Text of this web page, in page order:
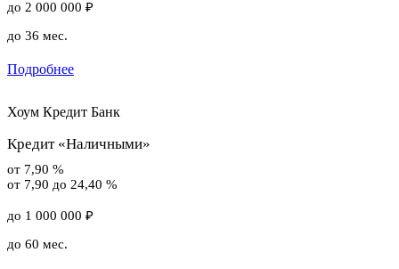
до 2 000 000 ₽
до 36 мес.
Подробнее
Хоум Кредит Банк
Кредит «Наличными»
от 7,90 %
от 7,90 до 24,40 %
до 1 000 000 ₽
до 60 мес.